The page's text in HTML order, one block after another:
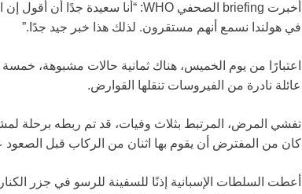
أخبرت briefing الصحفي WHO: “أنا سعيدة جدًا أن أقول إن المريض في جنوب
في هولندا نسمع أنهم مستقرون. لذلك هذا خبر جيد جدًا.”
اعتبارًا من يوم الخميس، هناك ثمانية حالات مشبوهة، خمسة
عائلة نادرة من الفيروسات تنقلها القوارض.
تفشي المرض، المرتبط بثلاث وفيات، قد تم ربطه برحلة
كان من المفترض أن يقوم بها اثنان من الركاب قبل الصعود
أعطت السلطات الإسبانية إذنًا للسفينة للرسو في جزر